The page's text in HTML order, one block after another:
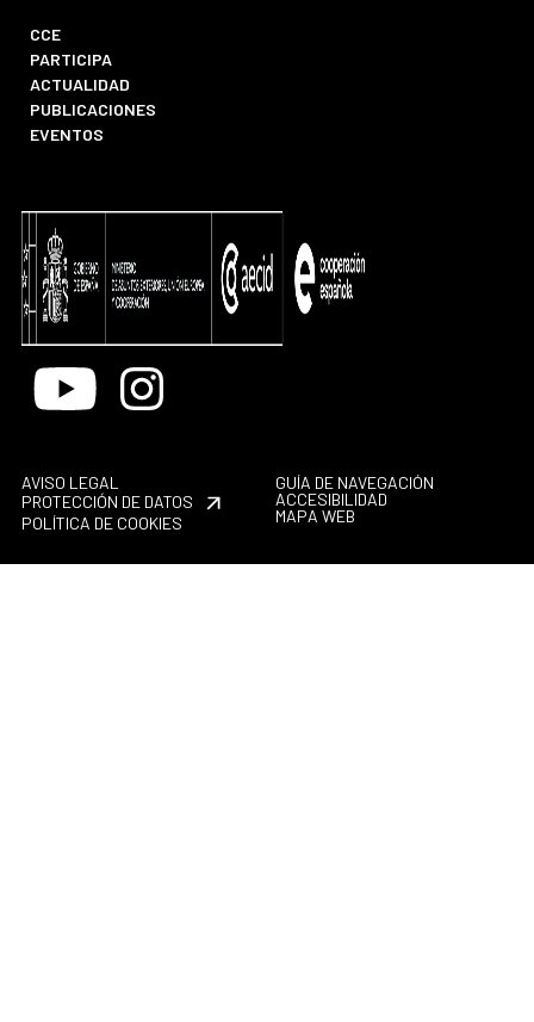
CCE
PARTICIPA
ACTUALIDAD
PUBLICACIONES
EVENTOS
Youtube Instagram
AVISO LEGAL
PROTECCIÓN DE DATOS
POLÍTICA DE COOKIES
GUÍA DE NAVEGACIÓN
ACCESIBILIDAD
MAPA WEB